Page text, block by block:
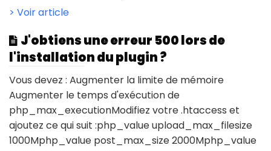
> Voir article
J'obtiens une erreur 500 lors de
l'installation du plugin ?
Vous devez : Augmenter la limite de mémoire
Augmenter le temps d'exécution de
php_max_executionModifiez votre .htaccess et
ajoutez ce qui suit :php_value upload_max_filesize
1000Mphp_value post_max_size 2000Mphp_value